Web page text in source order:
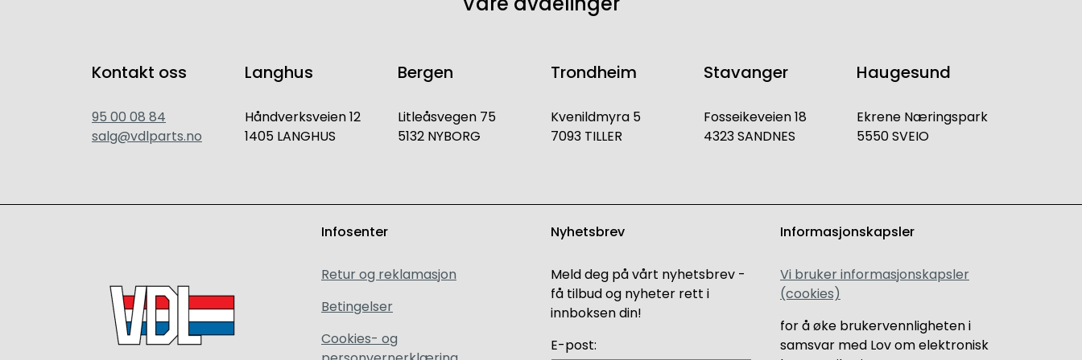
Kontakt oss
95 00 08 84
salg@vdlparts.no
Langhus
Håndverksveien 12
1405 LANGHUS
Bergen
Litleåsvegen 75
5132 NYBORG
Trondheim
Kvenildmyra 5
7093 TILLER
Stavanger
Fosseikeveien 18
4323 SANDNES
Haugesund
Ekrene Næringspark
5550 SVEIO
Infosenter
Retur og reklamasjon
Betingelser
Cookies- og
Nyhetsbrev
Meld deg på vårt nyhetsbrev -
få tilbud og nyheter rett i
innboksen din!
E-post:
Informasjonskapsler
Vi bruker informasjonskapsler
(cookies)
for å øke brukervennligheten i
samsvar med Lov om elektronisk